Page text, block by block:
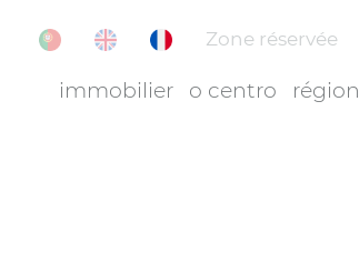
Zone réservée
immobilier o centro région